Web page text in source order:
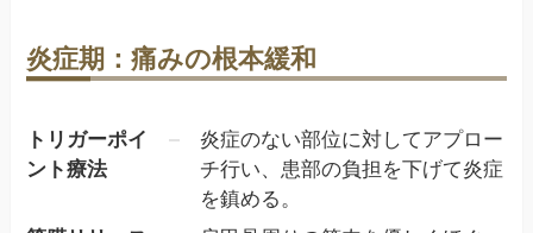
炎症期：痛みの根本緩和
トリガーポイ
ント療法
炎症のない部位に対してアプロー
チ行い、患部の負担を下げて炎症
を鎮める。